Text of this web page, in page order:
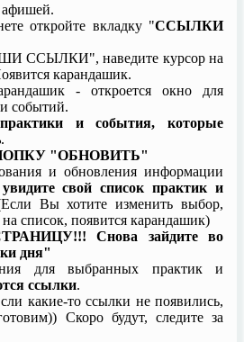
афишей.
откройте вкладку "ССЫЛКИ
ССЫЛКИ", наведите курсор на
карандашик.
- откроется окно для
событий.
и события, которые
.
"ОБНОВИТЬ"
и обновления информации
увидите свой список практик и
Вы хотите изменить выбор,
список, появится карандашик)
Снова зайдите во
дня"
для выбранных практик и
ссылки.
какие-то ссылки не появились,
Скоро будут, следите за